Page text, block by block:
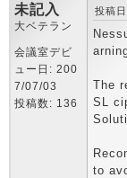
未記入
大ベテラン
会議室デビ
ュー日: 200
7/07/03
投稿数: 136
投稿
The
SL
to